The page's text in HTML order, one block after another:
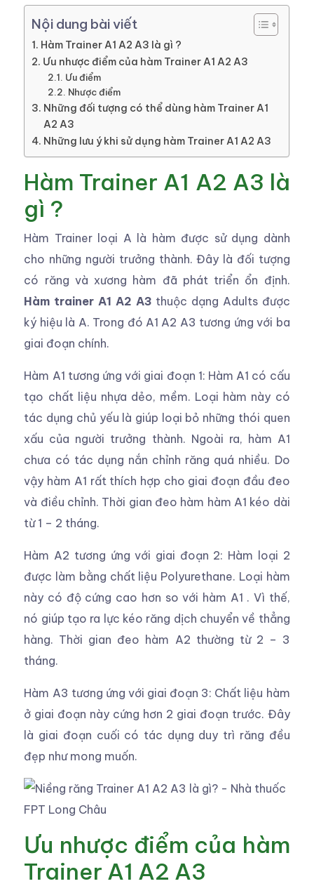
Nội dung bài viết
Hàm Trainer A1 A2 A3 là gì ?
Ưu nhược điểm của hàm Trainer A1 A2 A3
Ưu điểm
Nhược điểm
Những đối tượng có thể dùng hàm Trainer A1
A2 A3
Những lưu ý khi sử dụng hàm Trainer A1 A2 A3
Hàm Trainer A1 A2 A3 là
gì ?
Hàm Trainer loại A là hàm được sử dụng dành
cho những người trưởng thành. Đây là đối tượng
có răng và xương hàm đã phát triển ổn định.
Hàm trainer A1 A2 A3 thuộc dạng Adults được
ký hiệu là A. Trong đó A1 A2 A3 tương ứng với ba
giai đoạn chính.
Hàm A1 tương ứng với giai đoạn 1: Hàm A1 có cấu
tạo chất liệu nhựa dẻo, mềm. Loại hàm này có
tác dụng chủ yếu là giúp loại bỏ những thói quen
xấu của người trưởng thành. Ngoài ra, hàm A1
chưa có tác dụng nắn chỉnh răng quá nhiều. Do
vậy hàm A1 rất thích hợp cho giai đoạn đầu đeo
và điều chỉnh. Thời gian đeo hàm hàm A1 kéo dài
từ 1 – 2 tháng.
Hàm A2 tương ứng với giai đoạn 2: Hàm loại 2
được làm bằng chất liệu Polyurethane. Loại hàm
này có độ cứng cao hơn so với hàm A1 . Vì thế,
nó giúp tạo ra lực kéo răng dịch chuyển về thẳng
hàng. Thời gian đeo hàm A2 thường từ 2 – 3
tháng.
Hàm A3 tương ứng với giai đoạn 3: Chất liệu hàm
ở giai đoạn này cứng hơn 2 giai đoạn trước. Đây
là giai đoạn cuối có tác dụng duy trì răng đều
đẹp như mong muốn.
Ưu nhược điểm của hàm
Trainer A1 A2 A3